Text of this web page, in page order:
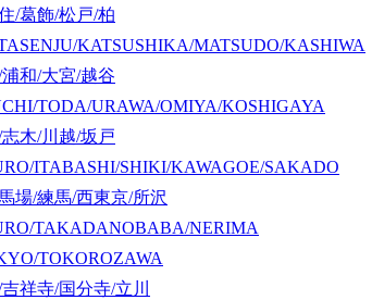
/葛飾/松戸/柏
KATSUSHIKA/MATSUDO/KASHIWA
和/大宮/越谷
TODA/URAWA/OMIYA/KOSHIGAYA
木/川越/坂戸
ITABASHI/SHIKI/KAWAGOE/SAKADO
場/練馬/西東京/所沢
TAKADANOBABA/NERIMA
TOKOROZAWA
祥寺/国分寺/立川